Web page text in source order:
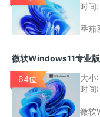
用平
时间:
番茄
用、
业
工作
微软Windows11专业
64位 大小:
时间:
微软